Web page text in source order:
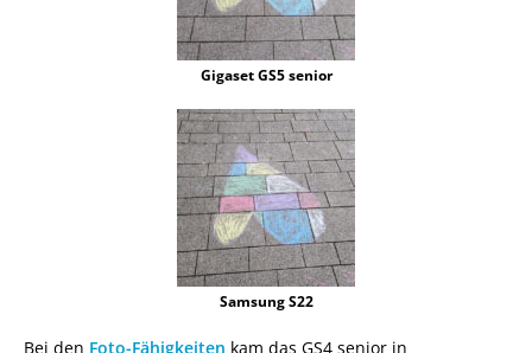
Gigaset GS5 senior
Samsung S22
Bei den Foto-Fähigkeiten kam das GS4 senior in